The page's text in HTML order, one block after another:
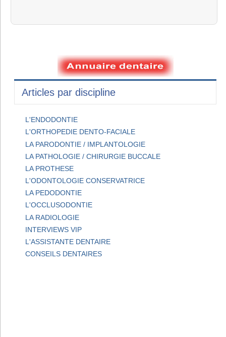
Articles par discipline
L'ENDODONTIE
L'ORTHOPEDIE DENTO-FACIALE
LA PARODONTIE / IMPLANTOLOGIE
LA PATHOLOGIE / CHIRURGIE BUCCALE
LA PROTHESE
L'ODONTOLOGIE CONSERVATRICE
LA PEDODONTIE
L'OCCLUSODONTIE
LA RADIOLOGIE
INTERVIEWS VIP
L'ASSISTANTE DENTAIRE
CONSEILS DENTAIRES